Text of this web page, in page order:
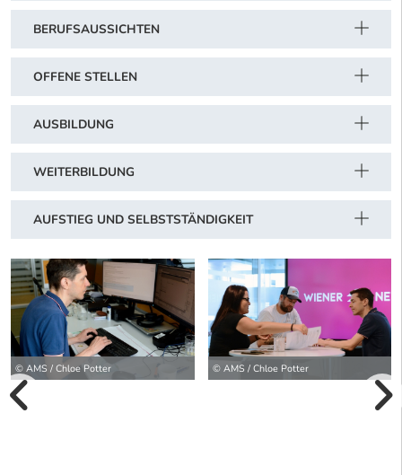
BERUFSAUSSICHTEN
OFFENE STELLEN
AUSBILDUNG
WEITERBILDUNG
AUFSTIEG UND SELBSTSTÄNDIGKEIT
© AMS / Chloe Potter © AMS / Chloe Potter